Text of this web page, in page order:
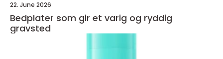
22. June 2026
Bedplater som gir et varig og ryddig
gravsted